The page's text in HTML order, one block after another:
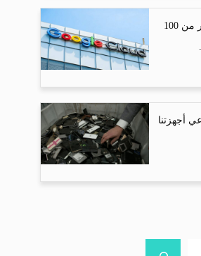
جوجل كلاود تستثمر بأكثر من 100
أجهزتنا